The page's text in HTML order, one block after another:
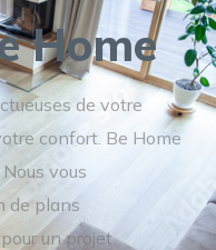
Home
de votre
confort. Be Home
vous
de plans
un projet